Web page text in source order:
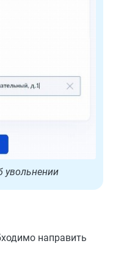
увольнении
направить